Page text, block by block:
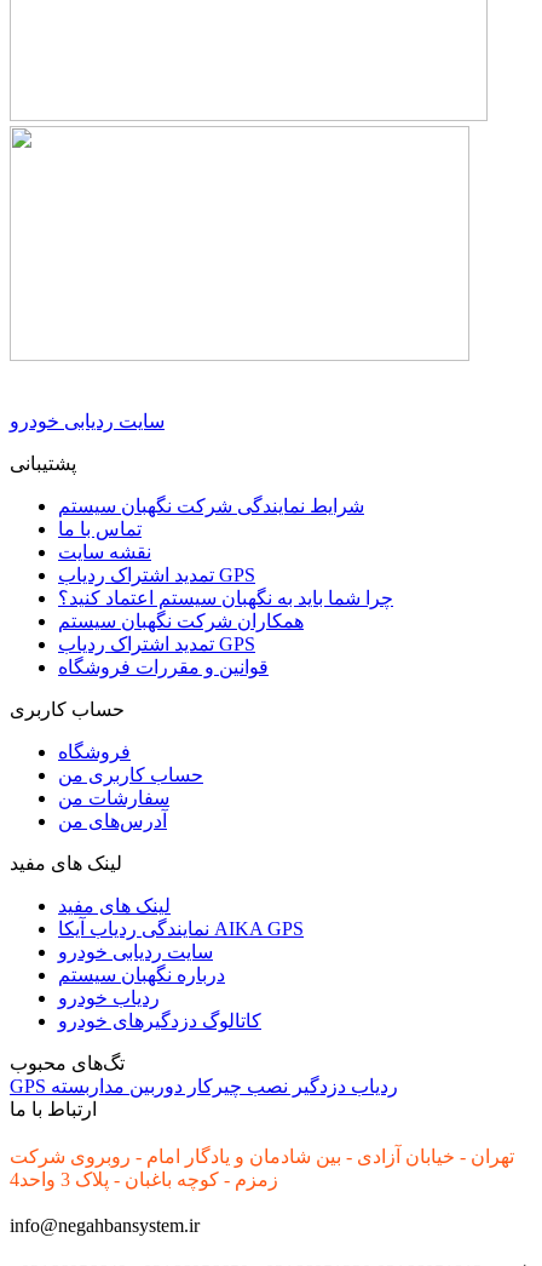
سایت ردیابی خودرو
پشتیبانی
شرایط نمایندگی شرکت نگهبان سیستم
تماس با ما
نقشه سایت
تمدید اشتراک ردیاب GPS
چرا شما باید به نگهبان سیستم اعتماد کنید؟
همکاران شرکت نگهبان سیستم
تمدید اشتراک ردیاب GPS
قوانین و مقررات فروشگاه
حساب کاربری
فروشگاه
حساب کاربری من
سفارشات من
آدرس‌های من
لینک های مفید
لینک های مفید
نمایندگی ردیاب آیکا AIKA GPS
سایت ردیابی خودرو
درباره نگهبان سیستم
ردیاب خودرو
کاتالوگ دزدگیرهای خودرو
تگ‌های محبوب
GPS
ردیاب دزدگیر نصب چیرکار دوربین مداربسته
ارتباط با ما
تهران - خیابان آزادی - بین شادمان و یادگار امام - روبروی شرکت
زمزم - کوچه باغبان - پلاک 3 واحد4
info@negahbansystem.ir